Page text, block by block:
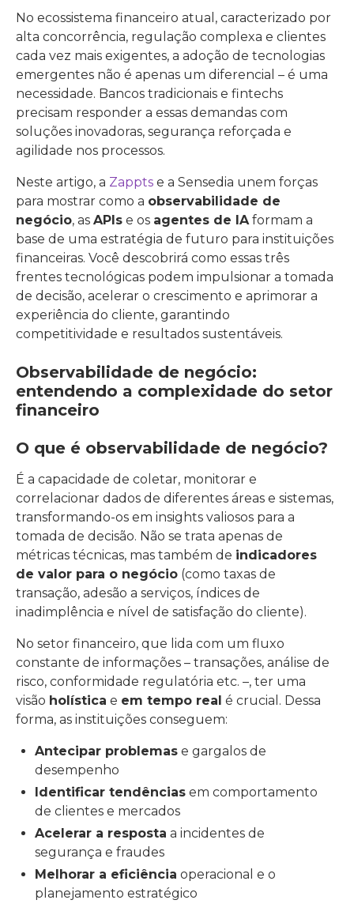
No ecossistema financeiro atual, caracterizado por
alta concorrência, regulação complexa e clientes
cada vez mais exigentes, a adoção de tecnologias
emergentes não é apenas um diferencial – é uma
necessidade. Bancos tradicionais e fintechs
precisam responder a essas demandas com
soluções inovadoras, segurança reforçada e
agilidade nos processos.
Neste artigo, a Zappts e a Sensedia unem forças
para mostrar como a observabilidade de
negócio, as APIs e os agentes de IAformam a
base de uma estratégia de futuro para instituições
financeiras. Você descobrirá como essas três
frentes tecnológicas podem impulsionar a tomada
de decisão, acelerar o crescimento e aprimorar a
experiência do cliente, garantindo
competitividade e resultados sustentáveis.
Observabilidade de negócio:
entendendo a complexidade do setor
financeiro
O que é observabilidade de negócio?
É a capacidade de coletar, monitorar e
correlacionar dados de diferentes áreas e sistemas,
transformando-os em insights valiosos para a
tomada de decisão. Não se trata apenas de
métricas técnicas, mas também de indicadores
de valor para o negócio (como taxas de
transação, adesão a serviços, índices de
inadimplência e nível de satisfação do cliente).
No setor financeiro, que lida com um fluxo
constante de informações – transações, análise de
risco, conformidade regulatória etc. –, ter uma
visão holística e em tempo real é crucial. Dessa
forma, as instituições conseguem:
Antecipar problemas e gargalos de
desempenho
Identificar tendências em comportamento
de clientes e mercados
Acelerar a resposta a incidentes de
segurança e fraudes
Melhorar a eficiência operacional e o
planejamento estratégico